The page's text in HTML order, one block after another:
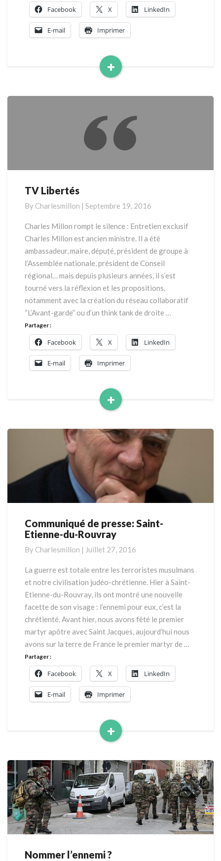
+
Read
Facebook X LinkedIn
E-mail Imprimer
TV
TV Libertés
By Charlesmillon | Septembre 19, 2016
Charles Millon rompt le silence : Entretien exclusif
Charles Millon est ancien ministre. Il a été
ambassadeur, maire, député, président de groupe à
l’Assemblée nationale, président de Conseil
régional… mais depuis plusieurs années, il s’est
tourné vers la réflexion et les propositions,
notamment avec la création du réseau collaboratif
“L’Avant-garde” ou d’un think tank de droite …
+
Read
Partager :
Facebook X LinkedIn
E-mail Imprimer
Communiqué
de
Saint-
Etienne-
du-
Rouvray
Communiqué de presse: Saint-
Etienne-du-Rouvray
By Charlesmillon | Juillet 27, 2016
La guerre est totale entre les terroristes musulmans
et notre civilisation judéo-chrétienne. Hier à Saint-
Etienne-du-Rouvray, ils ont montré une nouvelle
facette de son visage : l’ennemi pour eux, c’est la
chrétienté. Avant hier, nous avons fêté le premier
martyr apôtre avec Saint Jacques, aujourd’hui nous
avons sur la terre de France le premier martyr de …
+
Read
Partager :
Facebook X LinkedIn
E-mail Imprimer
Nommer
Nommer l’ennemi ?